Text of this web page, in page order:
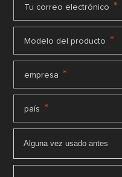
Tu correo electrónico *
Modelo del producto *
empresa *
país *